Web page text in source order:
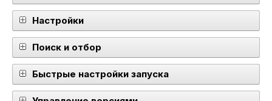
Настройки
Поиск и отбор
Быстрые настройки запуска